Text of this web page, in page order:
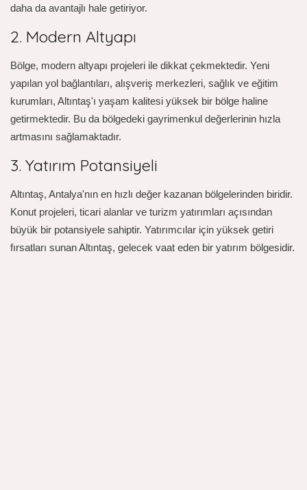
daha da avantajlı hale getiriyor.
2. Modern Altyapı
Bölge, modern altyapı projeleri ile dikkat çekmektedir. Yeni
yapılan yol bağlantıları, alışveriş merkezleri, sağlık ve eğitim
kurumları, Altıntaş'ı yaşam kalitesi yüksek bir bölge haline
getirmektedir. Bu da bölgedeki gayrimenkul değerlerinin hızla
artmasını sağlamaktadır.
3. Yatırım Potansiyeli
Altıntaş, Antalya'nın en hızlı değer kazanan bölgelerinden biridir.
Konut projeleri, ticari alanlar ve turizm yatırımları açısından
büyük bir potansiyele sahiptir. Yatırımcılar için yüksek getiri
fırsatları sunan Altıntaş, gelecek vaat eden bir yatırım bölgesidir.